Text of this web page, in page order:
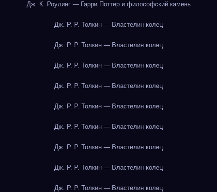
Дж. К. Роулинг — Гарри Поттер и философский камень
Дж. Р. Р. Толкин — Властелин колец
Дж. Р. Р. Толкин — Властелин колец
Дж. Р. Р. Толкин — Властелин колец
Дж. Р. Р. Толкин — Властелин колец
Дж. Р. Р. Толкин — Властелин колец
Дж. Р. Р. Толкин — Властелин колец
Дж. Р. Р. Толкин — Властелин колец
Дж. Р. Р. Толкин — Властелин колец
Дж. Р. Р. Толкин — Властелин колец